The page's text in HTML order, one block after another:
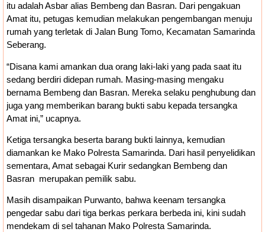
itu adalah Asbar alias Bembeng dan Basran. Dari pengakuan
Amat itu, petugas kemudian melakukan pengembangan menuju
rumah yang terletak di Jalan Bung Tomo, Kecamatan Samarinda
Seberang.
“Disana kami amankan dua orang laki-laki yang pada saat itu
sedang berdiri didepan rumah. Masing-masing mengaku
bernama Bembeng dan Basran. Mereka selaku penghubung dan
juga yang memberikan barang bukti sabu kepada tersangka
Amat ini,” ucapnya.
Ketiga tersangka beserta barang bukti lainnya, kemudian
diamankan ke Mako Polresta Samarinda. Dari hasil penyelidikan
sementara, Amat sebagai Kurir sedangkan Bembeng dan
Basran merupakan pemilik sabu.
Masih disampaikan Purwanto, bahwa keenam tersangka
pengedar sabu dari tiga berkas perkara berbeda ini, kini sudah
mendekam di sel tahanan Mako Polresta Samarinda.